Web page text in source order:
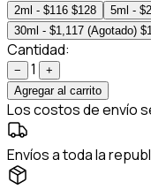
2ml - $116 $128 5ml
30ml - $1,117 (Agotado)
Cantidad:
− 1
+
Agregar al carrito
Los costos de envío
Envíos a toda la